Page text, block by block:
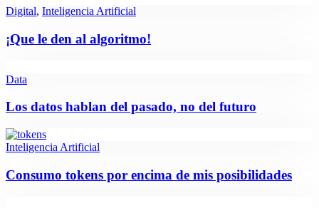
Digital, Inteligencia Artificial
¡Que le den al algoritmo!
Data
Los datos hablan del pasado, no del futuro
Inteligencia Artificial
Consumo tokens por encima de mis posibilidades